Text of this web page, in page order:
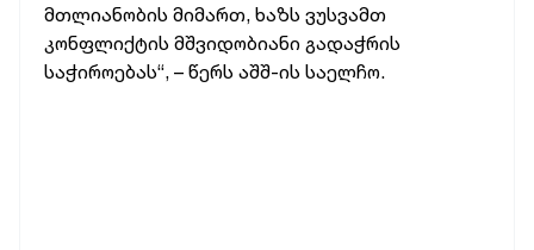
მთლიანობის მიმართ, ხაზს ვუსვამთ
კონფლიქტის მშვიდობიანი გადაჭრის
საჭიროებას“, – წერს აშშ-ის საელჩო.